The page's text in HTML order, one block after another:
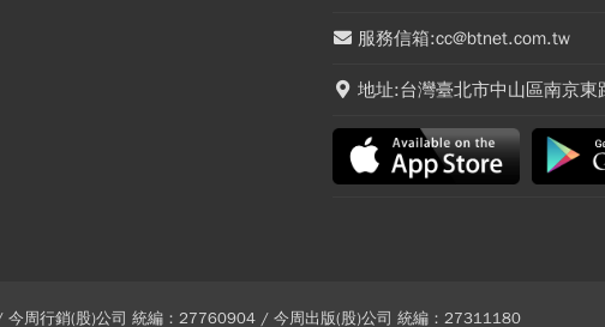
服務信箱:cc@btnet.com.tw
地址:台灣臺北市中山區南京
周行銷(股)公司 統編：27760904 / 今周出版(股)公司 統編：27311180